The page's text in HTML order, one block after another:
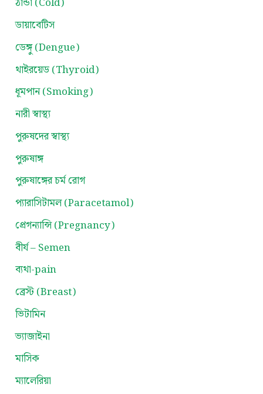
ডায়াবেটিস
ডেঙ্গু (Dengue)
থাইরয়েড (Thyroid)
ধূমপান (Smoking)
নারী স্বাস্থ্য
পুরুষদের স্বাস্থ্য
পুরুষাঙ্গ
পুরুষাঙ্গের চর্ম রোগ
প্যারাসিটামল (Paracetamol)
প্রেগন্যান্সি (Pregnancy)
বীর্য – Semen
ব্যথা-pain
ব্রেস্ট (Breast)
ভিটামিন
ভ্যাজাইনা
মাসিক
ম্যালেরিয়া